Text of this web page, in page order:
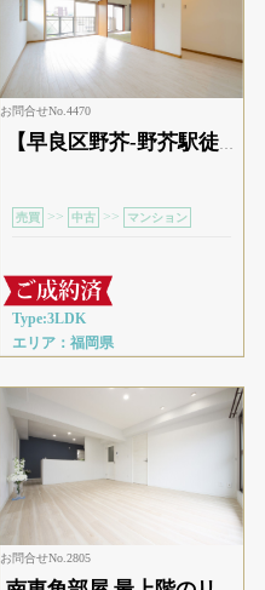
お問合せNo.4470
【早良区野芥-野芥駅徒歩3分】スタシオン野芥ネクステージ
売買 >> 中古 >> マンション
Type:3LDK
エリア：福岡県
お問合せNo.2805